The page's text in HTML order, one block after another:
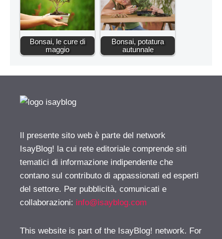
Bonsai, le cure di
maggio
Bonsai, potatura
autunnale
Il presente sito web è parte del network
IsayBlog! la cui rete editoriale comprende siti
tematici di informazione indipendente che
contano sul contributo di appassionati ed esperti
del settore. Per pubblicità, comunicati e
collaborazioni: info@isayblog.com
This website is part of the IsayBlog! network. For